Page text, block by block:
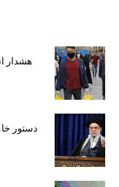
هشدار
دستور